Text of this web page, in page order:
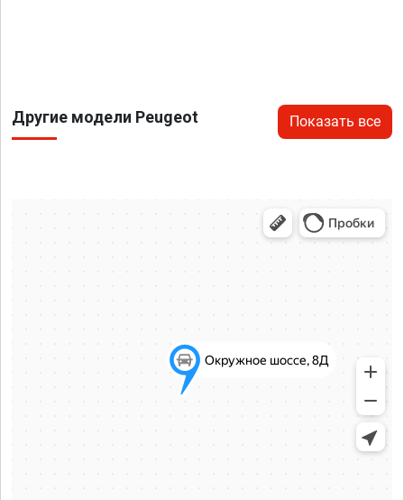
Другие модели Peugeot Показать все